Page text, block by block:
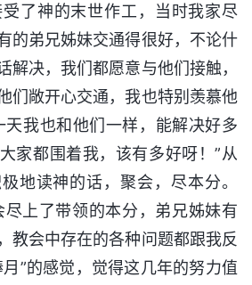
了神的末世作工，当时我家尽
的弟兄姊妹交通得很好，不论什
解决，我们都愿意与他们接触，
们敞开心交通，我也特别羡慕他
天我也和他们一样，能解决好多
家都围着我，该有多好呀！”从
地读神的话，聚会，尽本分。
上了带领的本分，弟兄姊妹有
教会中存在的各种问题都跟我反
”的感觉，觉得这几年的努力值